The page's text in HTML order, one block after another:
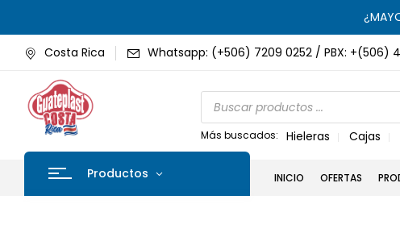
Costa Rica Whatsapp: (+506) 7209 0252 / PBX: +(506)
Más buscados: Hieleras Cajas
Productos INICIO OFERTAS